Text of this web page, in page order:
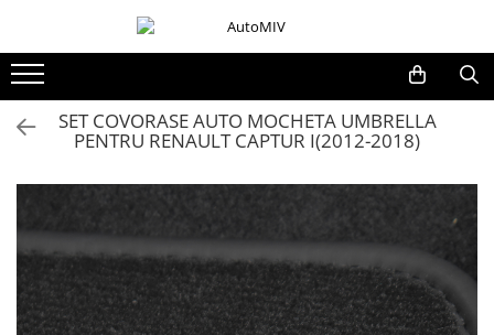
Oferta Saptamanii
Butoane
Bloc Lumini
Butoane Reglare Oglinzi
Seturi Butoane
Butoane Blocare/Deblocare
SET COVORASE AUTO MOCHETA UMBRELLA
PENTRU RENAULT CAPTUR I(2012-2018)